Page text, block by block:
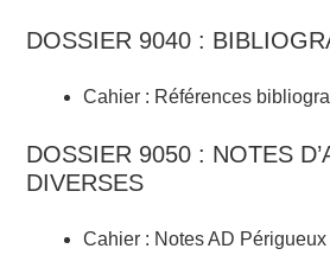
DOSSIER 9040 :
Cahier : Références
DOSSIER 9050 : NOTES
DIVERSES
Cahier : Notes AD Périgueux